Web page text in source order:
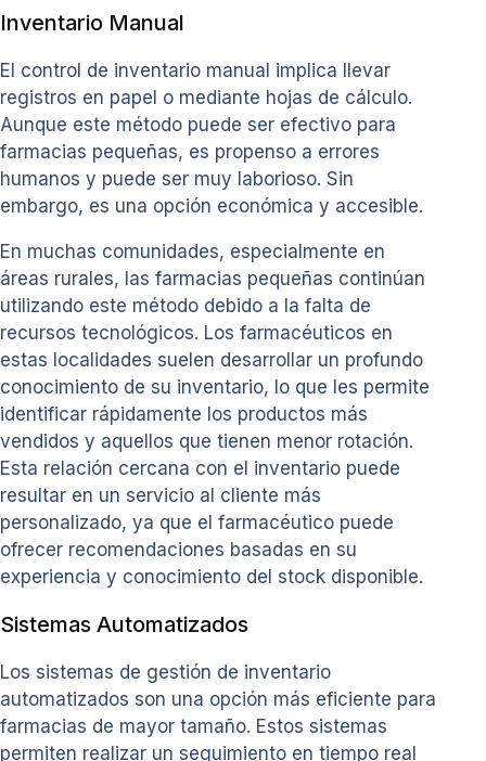
Inventario Manual
El control de inventario manual implica llevar
registros en papel o mediante hojas de cálculo.
Aunque este método puede ser efectivo para
farmacias pequeñas, es propenso a errores
humanos y puede ser muy laborioso. Sin
embargo, es una opción económica y accesible.
En muchas comunidades, especialmente en
áreas rurales, las farmacias pequeñas continúan
utilizando este método debido a la falta de
recursos tecnológicos. Los farmacéuticos en
estas localidades suelen desarrollar un profundo
conocimiento de su inventario, lo que les permite
identificar rápidamente los productos más
vendidos y aquellos que tienen menor rotación.
Esta relación cercana con el inventario puede
resultar en un servicio al cliente más
personalizado, ya que el farmacéutico puede
ofrecer recomendaciones basadas en su
experiencia y conocimiento del stock disponible.
Sistemas Automatizados
Los sistemas de gestión de inventario
automatizados son una opción más eficiente para
farmacias de mayor tamaño. Estos sistemas
permiten realizar un seguimiento en tiempo real